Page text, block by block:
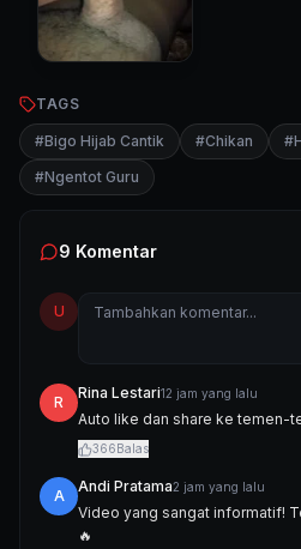
TAGS
#Bigo Hijab Cantik #Chikan #
#Ngentot Guru
9 Komentar
U
R
Rina Lestari12 jam yang lalu
Auto like dan share ke temen-
366 Balas
A
Andi Pratama2 jam yang lalu
Video yang sangat informatif!
🔥